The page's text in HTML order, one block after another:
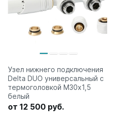
Узел нижнего подключения
Delta DUO универсальный с
термоголовкой М30х1,5
белый
от 12 500 руб.